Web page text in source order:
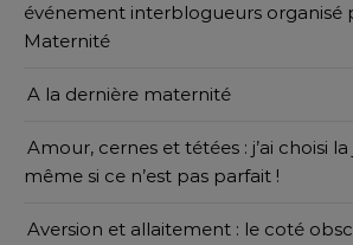
événement interblogueurs organisé
Maternité
A la dernière maternité
Amour, cernes et tétées : j’ai choisi la
même si ce n’est pas parfait !
Aversion et allaitement : le coté